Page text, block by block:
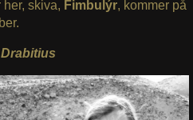
her, skiva, Fimbulýr, kommer på